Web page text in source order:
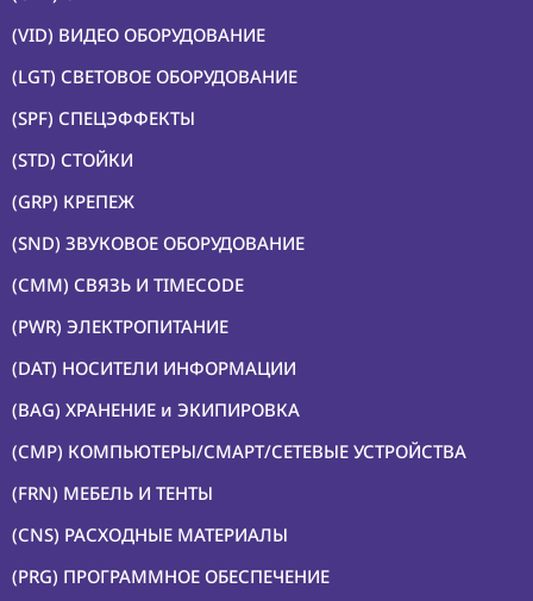
ОБЕСПЕЧЕНИЕ
Аренда
Постпродакшн
Специалисты
Условия
нас
Контакты
(VID) ВИДЕО ОБОРУДОВАНИЕ
(LGT) СВЕТОВОЕ ОБОРУДОВАНИЕ
(SPF) СПЕЦЭФФЕКТЫ
(STD) СТОЙКИ
(GRP) КРЕПЕЖ
(SND) ЗВУКОВОЕ ОБОРУДОВАНИЕ
(CMM) СВЯЗЬ И TIMECODE
(PWR) ЭЛЕКТРОПИТАНИЕ
(DAT) НОСИТЕЛИ ИНФОРМАЦИИ
(BAG) ХРАНЕНИЕ и ЭКИПИРОВКА
(CMP) КОМПЬЮТЕРЫ/СМАРТ/СЕТЕВЫЕ УСТРОЙСТВА
(FRN) МЕБЕЛЬ И ТЕНТЫ
(CNS) РАСХОДНЫЕ МАТЕРИАЛЫ
(PRG) ПРОГРАММНОЕ ОБЕСПЕЧЕНИЕ